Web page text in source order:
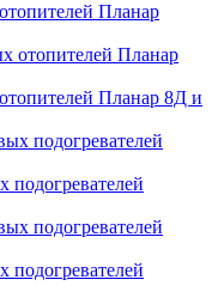
Планар
Планар 8Д и
подогревателей
подогревателей